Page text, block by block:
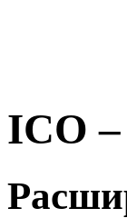
ICO